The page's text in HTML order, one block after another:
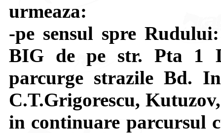
urmeaza:
-pe sensul spre
BIG de pe str. Pta 1
parcurge strazile Bd.
C.T.Grigorescu,
in continuare parcursul